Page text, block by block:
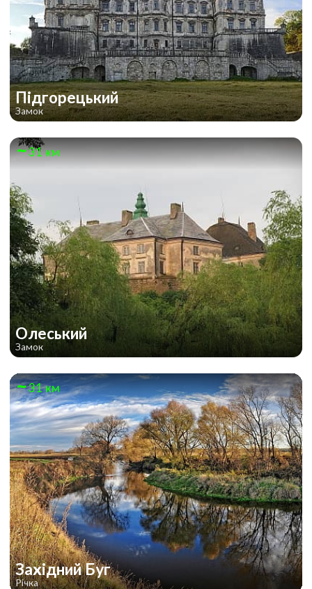
Підгорецький
Замок
31 км
Олеський
Замок
31 км
Західний Буг
Річка